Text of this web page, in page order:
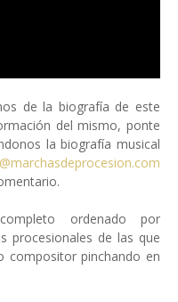
de la biografía de este
del mismo, ponte
la biografía musical
ordenado por
procesionales de las que
compositor pinchando en